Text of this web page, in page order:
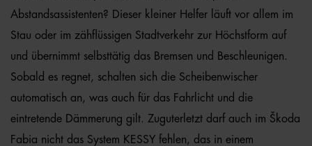
Abstandsassistenten? Dieser kleiner Helfer läuft vor allem im
Stau oder im zähflüssigen Stadtverkehr zur Höchstform auf
und übernimmt selbsttätig das Bremsen und Beschleunigen.
Sobald es regnet, schalten sich die Scheibenwischer
automatisch an, was auch für das Fahrlicht und die
eintretende Dämmerung gilt. Zuguterletzt darf auch im Škoda
Fabia nicht das System KESSY fehlen, das in einem